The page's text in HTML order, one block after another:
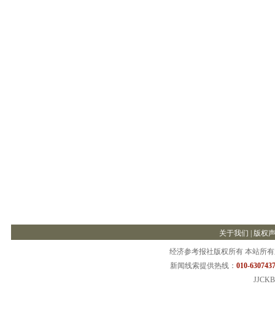
关于我们 版权
经济参考报社版权所有 本站所
新闻线索提供热线： 010-